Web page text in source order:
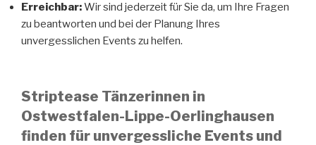
Erreichbar:Wir sind jederzeit für Sie da, um Ihre Fragen
zu beantworten und bei der Planung Ihres
unvergesslichen Events zu helfen.
Striptease Tänzerinnen in
Ostwestfalen-Lippe-Oerlinghausen
finden für unvergessliche Events und